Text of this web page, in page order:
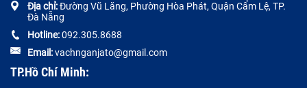
Địa chỉ:Đường Vũ Lăng, Phường Hòa Phát, Quận Cẩm Lệ, TP.
Đà Nẵng
Hotline:092.305.8688
Email:vachnganjato@gmail.com
TP.Hồ Chí Minh: